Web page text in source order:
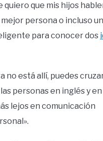
quiero que mis hijos
persona o incluso
para conocer dos
no está allí, puedes
personas en inglés y
lejos en comunicación